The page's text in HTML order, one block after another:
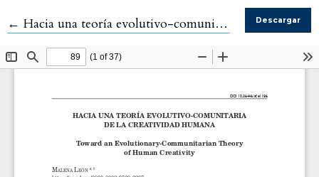
← Volver a los detalles del artículo
Hacia una teoría evolutivo-comunitaria de la creatividad humana Descargar